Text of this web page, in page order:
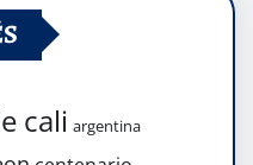
cali argentina